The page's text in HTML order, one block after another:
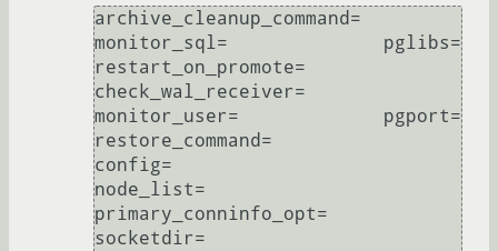
archive_cleanup_command=
monitor_sql=              pglibs=
restart_on_promote=
check_wal_receiver=
monitor_user=             pgport=
restore_command=
config=
node_list=
primary_conninfo_opt=
socketdir=